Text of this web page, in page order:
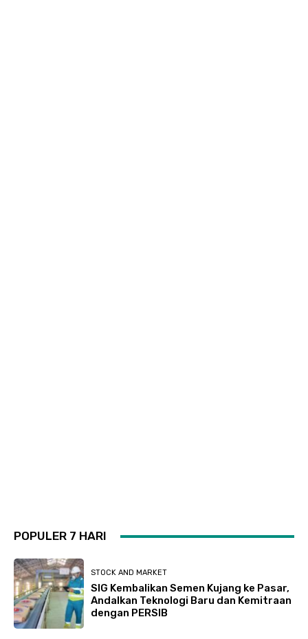
POPULER 7 HARI
STOCK AND MARKET
SIG Kembalikan Semen Kujang ke Pasar,
Andalkan Teknologi Baru dan Kemitraan
dengan PERSIB